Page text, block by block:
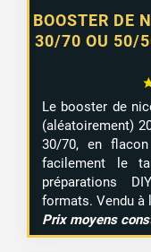
BOOSTER DE
30/70 OU 50/
Le booster de
(aléatoirement)
30/70, en
facilement le
préparations
formats. Vendu à
Prix moyens